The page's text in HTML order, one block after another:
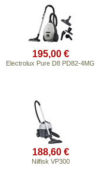
195,00 €
Electrolux Pure D8 PD82-4MG
188,60 €
Nilfisk VP300